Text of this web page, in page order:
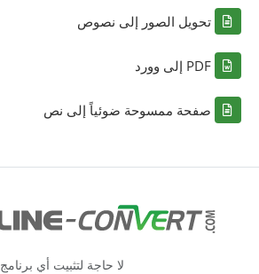
تحويل الصور إلى نصوص
PDF إلى وورد
صفحة ممسوحة ضوئياً إلى نص
لا حاجة لتثبيت أي برنامج.